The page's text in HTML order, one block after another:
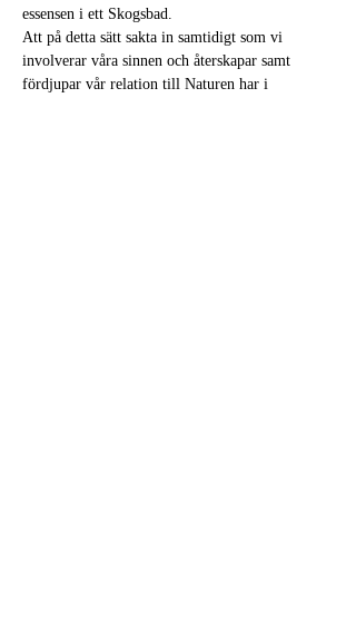
essensen i ett Skogsbad.
Att på detta sätt sakta in samtidigt som vi
involverar våra sinnen och återskapar samt
fördjupar vår relation till Naturen har i